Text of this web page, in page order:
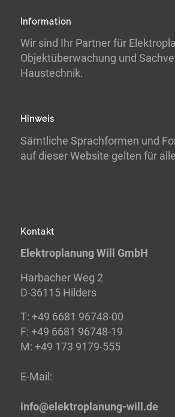
Information
Wir sind Ihr Partner für
Objektüberwachung und
Haustechnik.
Hinweis
Sämtliche Sprachformen und
auf dieser Website gelten für
Kontakt
Elektroplanung Will GmbH
Harbacher Weg 2
D-36115 Hilders
T: +49 6681 96748-00
F: +49 6681 96748-19
M: +49 173 9179-555
E-Mail:
info@elektroplanung-will.de